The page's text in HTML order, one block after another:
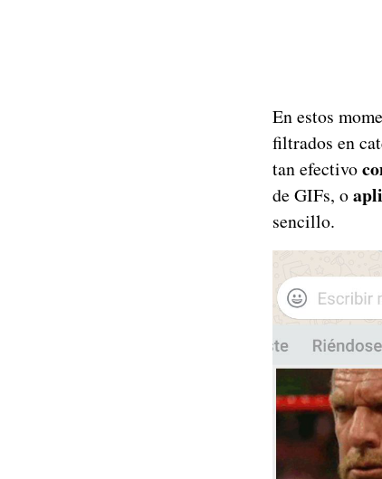
En estos
filtrados en
tan efectivo
de GIFs, o
sencillo.